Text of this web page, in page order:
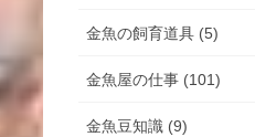
金魚の飼育道具 (5)
金魚屋の仕事 (101)
金魚豆知識 (9)